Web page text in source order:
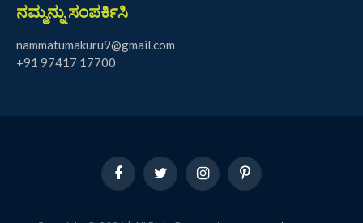
ನಮ್ಮನ್ನು ಸಂಪರ್ಕಿಸಿ
nammatumakuru9@gmail.com
+91 97417 17700
FacebookTwitter InstagramPinterest